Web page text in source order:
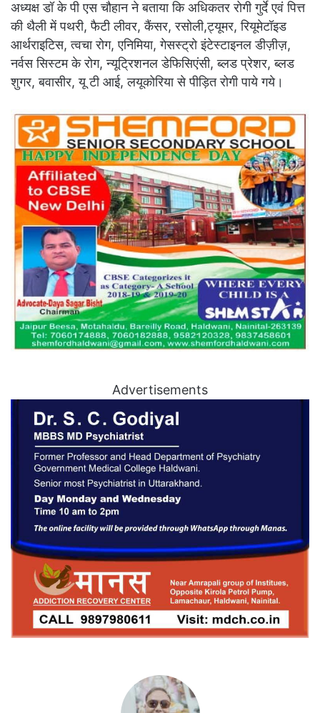
अध्यक्ष डॉ के पी एस चौहान ने बताया कि अधिकतर रोगी गुर्दे एवं पित्त
की थैली में पथरी, फैटी लीवर, कैंसर, रसोली,ट्यूमर, रियूमेटॉइड
आर्थराइटिस, त्वचा रोग, एनिमिया, गेसस्ट्रो इंटेस्टाइनल डीज़ीज़,
नर्वस सिस्टम के रोग, न्यूट्रिशनल डेफिसिएंसी, ब्लड प्रेशर, ब्लड
शुगर, बवासीर, यू टी आई, लयूकोरिया से पीड़ित रोगी पाये गये।
Advertisements